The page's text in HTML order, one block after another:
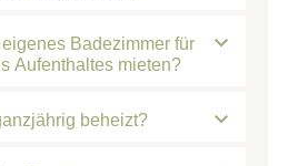
Badezimmer für
Aufenthaltes mieten?
beheizt?